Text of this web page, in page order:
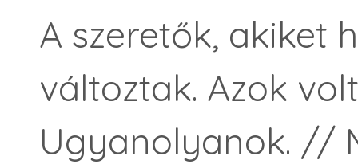
A szeretők, akiket
változtak. Azok
Ugyanolyanok. //